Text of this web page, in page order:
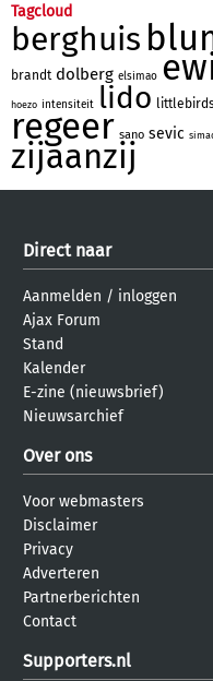
Tagcloud
berghuis
brandt dolberg elsimao
hoezo intensiteit lido
regeer sano sevic
zijaanzij
Direct naar
Aanmelden / inloggen
Ajax Forum
Stand
Kalender
E-zine (nieuwsbrief)
Nieuwsarchief
Over ons
Voor webmasters
Disclaimer
Privacy
Adverteren
Partnerberichten
Contact
Supporters.nl